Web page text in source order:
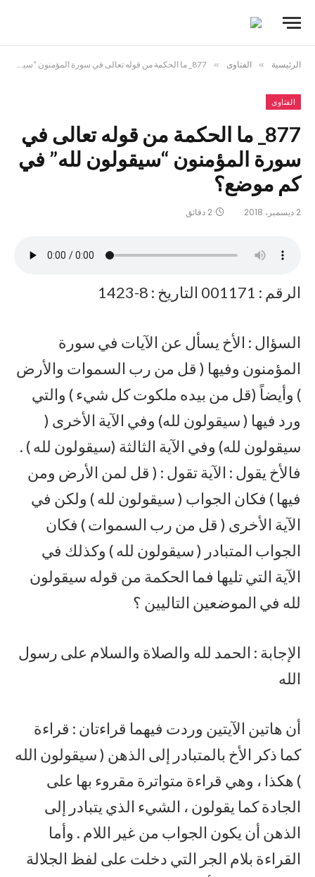
الرئيسية » الفتاوى » 877_ ما الحكمة من قوله تعالى في سورة المؤمنون “سيقولون لله” في كم موضع؟
الفتاوى
877_ ما الحكمة من قوله تعالى في
سورة المؤمنون “سيقولون لله” في
كم موضع؟
2 ديسمبر، 2018 2 دقائق
الرقم : 001171 التاريخ : 8-1423
السؤال : الأخ يسأل عن الآيات في سورة
المؤمنون وفيها ( قل من رب السموات والأرض
) وأيضاً (قل من بيده ملكوت كل شيء ) والتي
ورد فيها ( سيقولون لله) وفي الآية الأخرى (
سيقولون لله) وفي الآية الثالثة (سيقولون لله ) .
فالأخ يقول : الآية تقول : ( قل لمن الأرض ومن
فيها ) فكان الجواب ( سيقولون لله ) ولكن في
الآية الأخرى ( قل من رب السموات ) فكان
الجواب المتبادر ( سيقولون لله ) وكذلك في
الآية التي تليها فما الحكمة من قوله سيقولون
لله في الموضعين التاليين ؟
الإجابة : الحمد لله والصلاة والسلام على رسول
الله
أن هاتين الآيتين وردت فيهما قراءتان : قراءة
كما ذكر الأخ بالمتبادر إلى الذهن ( سيقولون الله
) هكذا ، وهي قراءة متواترة مقروء بها على
الجادة كما يقولون ، الشيء الذي يتبادر إلى
الذهن أن يكون الجواب من غير اللام . وأما
القراءة بلام الجر التي دخلت على لفظ الجلالة